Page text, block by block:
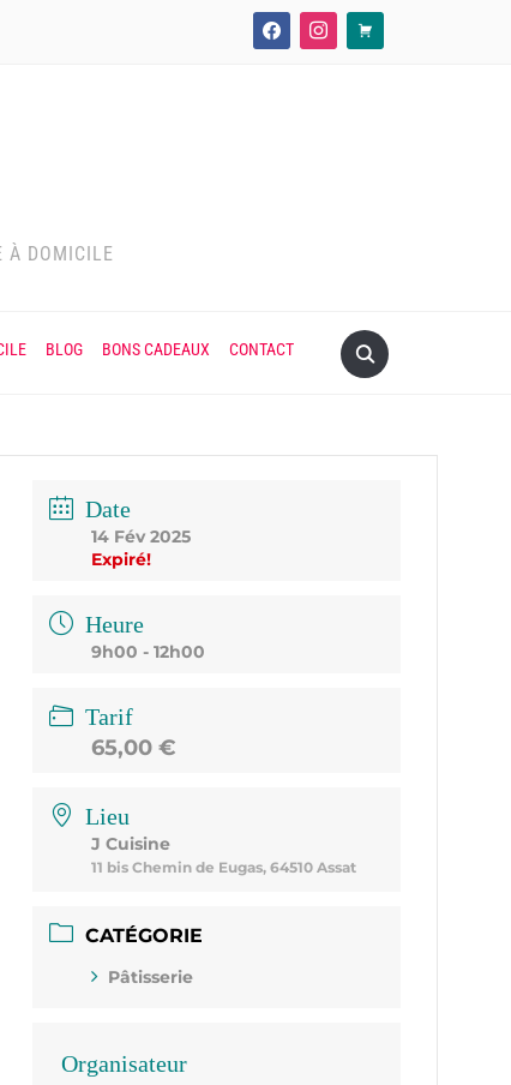
facebookinstagram
cart
À DOMICILE
BLOG BONS CADEAUX CONTACT
Date
14 Fév 2025
Expiré!
Heure
9h00 - 12h00
Tarif
65,00 €
Lieu
J Cuisine
11 bis Chemin de Eugas, 64510 Assat
CATÉGORIE
Pâtisserie
Organisateur